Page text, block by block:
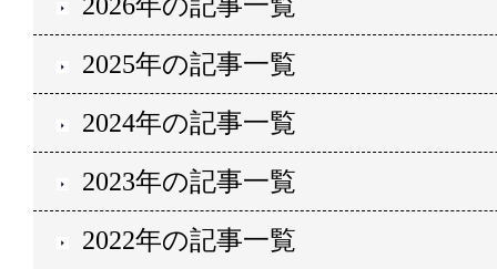
2026年の記事一覧
2025年の記事一覧
2024年の記事一覧
2023年の記事一覧
2022年の記事一覧